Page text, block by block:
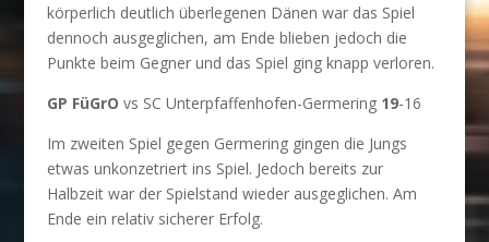
körperlich deutlich überlegenen Dänen war das Spiel
dennoch ausgeglichen, am Ende blieben jedoch die
Punkte beim Gegner und das Spiel ging knapp verloren.
GP FüGrO vs SC Unterpfaffenhofen-Germering 19-16
Im zweiten Spiel gegen Germering gingen die Jungs
etwas unkonzetriert ins Spiel. Jedoch bereits zur
Halbzeit war der Spielstand wieder ausgeglichen. Am
Ende ein relativ sicherer Erfolg.